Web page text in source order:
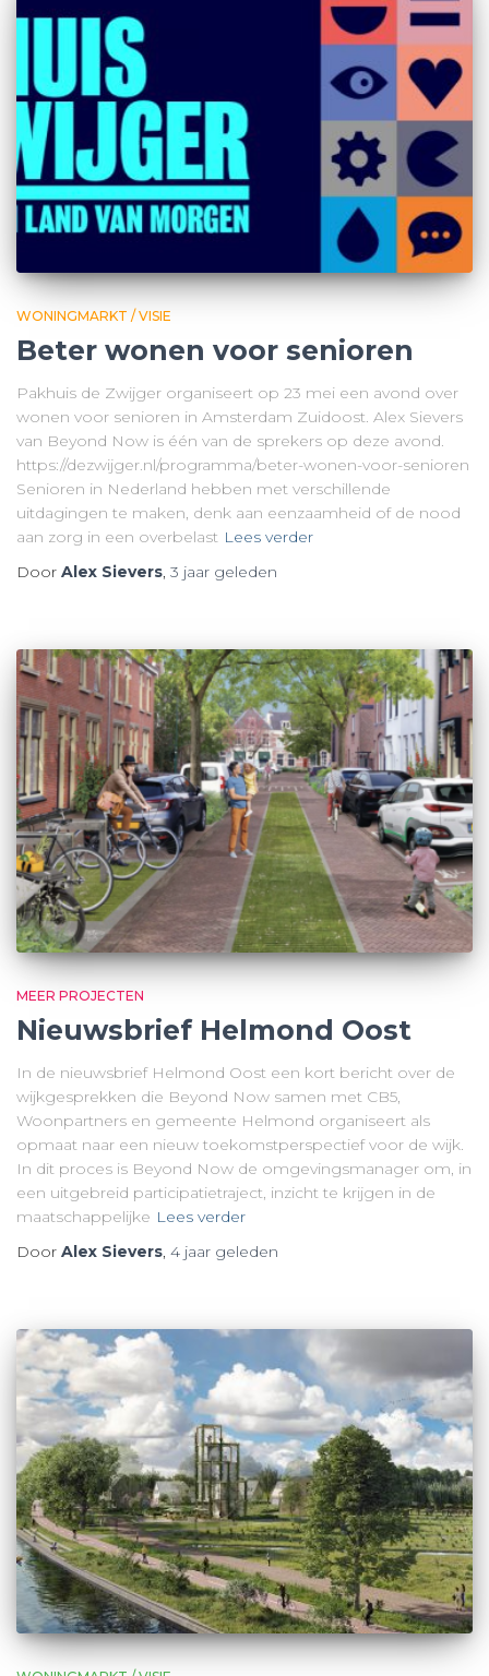
WONINGMARKT / VISIE
Beter wonen voor senioren
Pakhuis de Zwijger organiseert op 23 mei een avond over
wonen voor senioren in Amsterdam Zuidoost. Alex Sievers
van Beyond Now is één van de sprekers op deze avond.
https://dezwijger.nl/programma/beter-wonen-voor-senioren
Senioren in Nederland hebben met verschillende
uitdagingen te maken, denk aan eenzaamheid of de nood
aan zorg in een overbelast Lees verder
Door Alex Sievers 3 jaar geleden
MEER PROJECTEN
Nieuwsbrief Helmond Oost
In de nieuwsbrief Helmond Oost een kort bericht over de
wijkgesprekken die Beyond Now samen met CB5,
Woonpartners en gemeente Helmond organiseert als
opmaat naar een nieuw toekomstperspectief voor de wijk.
In dit proces is Beyond Now de omgevingsmanager om, in
een uitgebreid participatietraject, inzicht te krijgen in de
maatschappelijke Lees verder
Door Alex Sievers, 4 jaar geleden